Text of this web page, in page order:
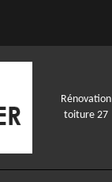
Rénovation
toiture 27